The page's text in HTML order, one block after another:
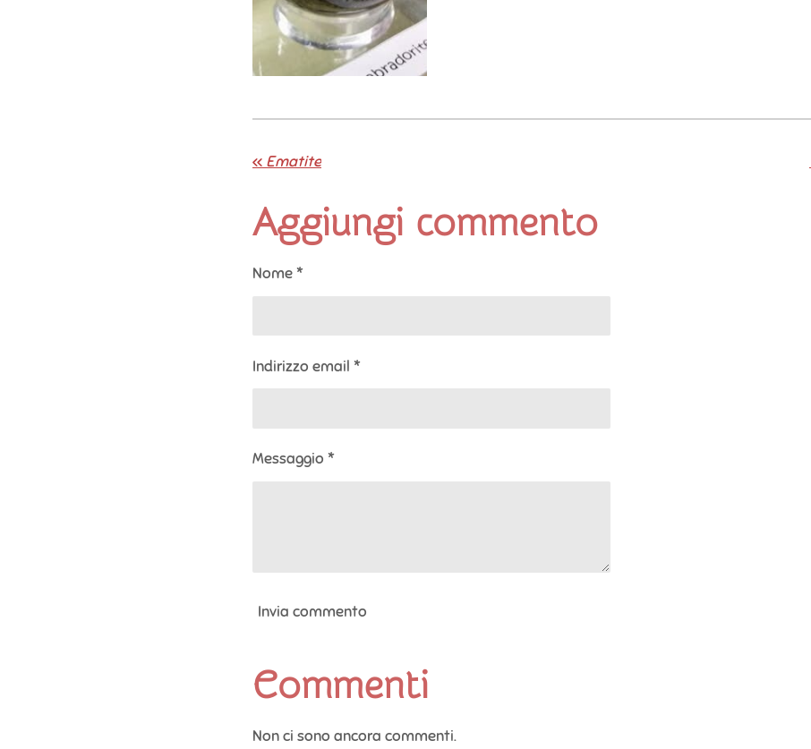
« Ematite
Aggiungi commento
Nome *
Indirizzo email *
Messaggio *
Invia commento
Commenti
Non ci sono ancora commenti.